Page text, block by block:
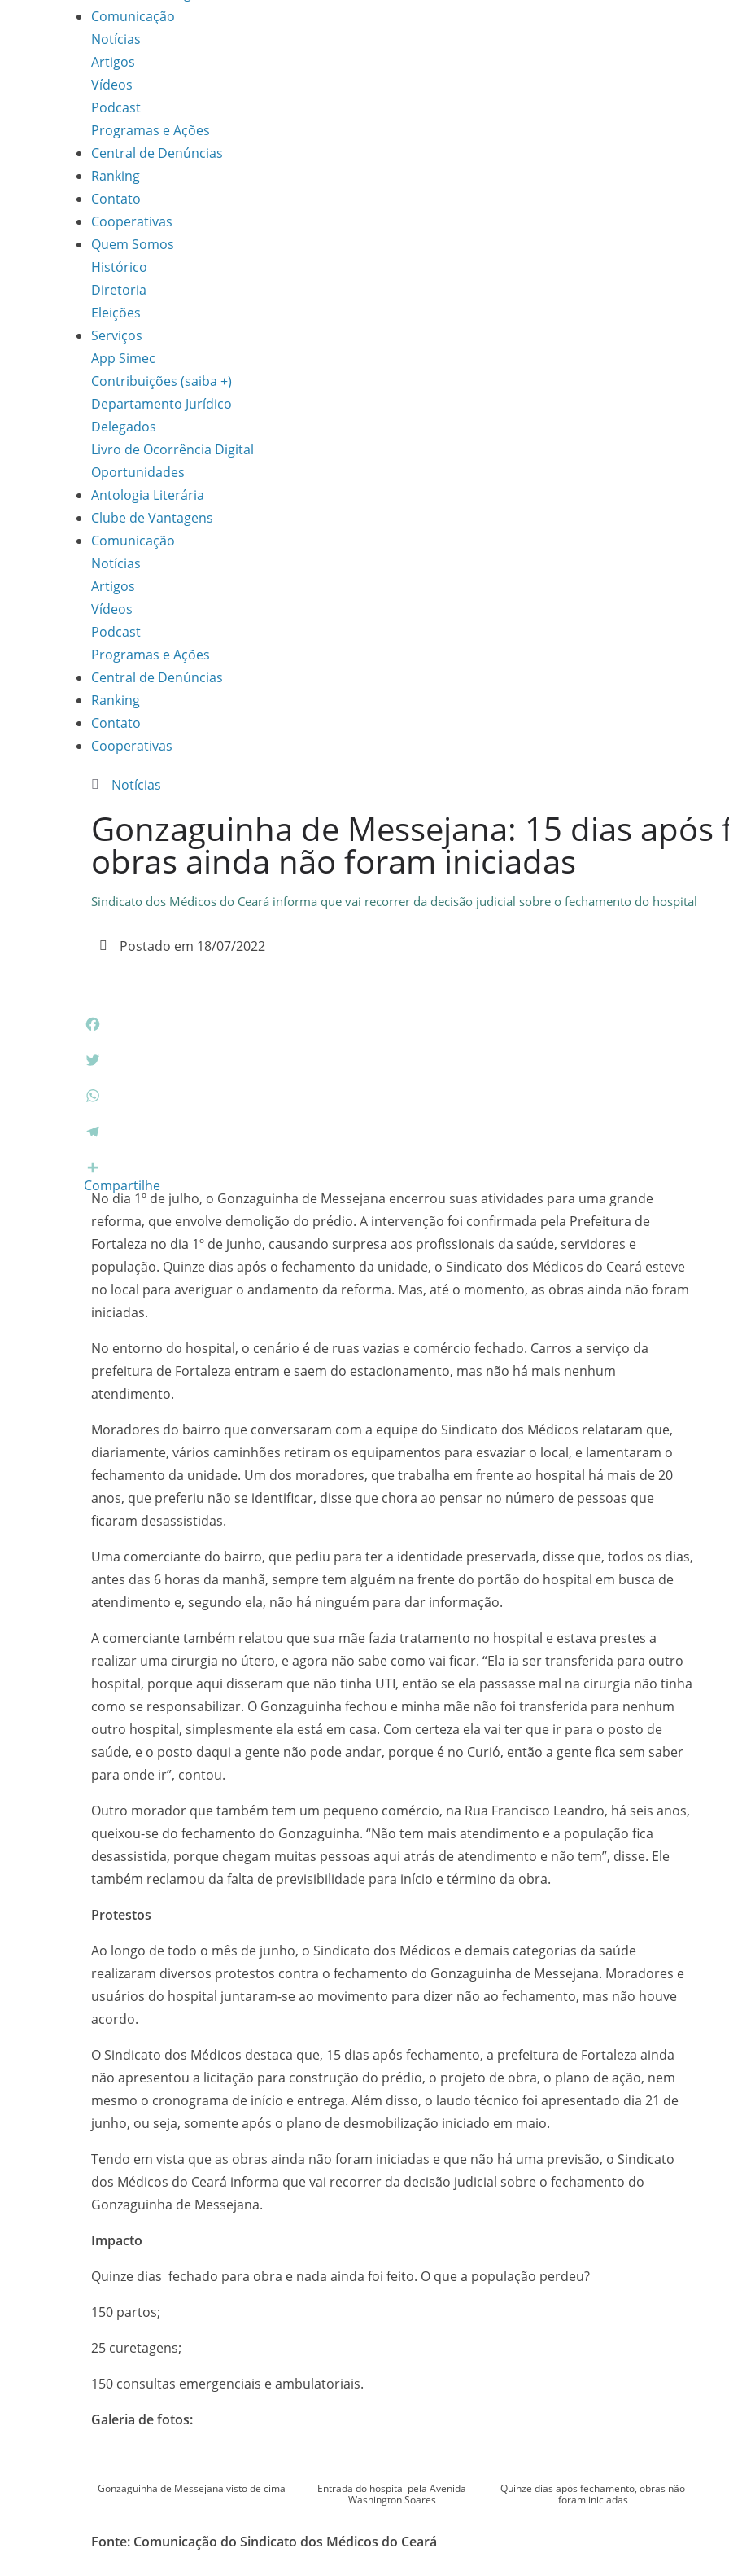
Comunicação
Notícias
Artigos
Vídeos
Podcast
Programas e Ações
Central de Denúncias
Ranking
Contato
Cooperativas
Quem Somos
Histórico
Diretoria
Eleições
Serviços
App Simec
Contribuições (saiba +)
Departamento Jurídico
Delegados
Livro de Ocorrência Digital
Oportunidades
Antologia Literária
Clube de Vantagens
Comunicação
Notícias
Artigos
Vídeos
Podcast
Programas e Ações
Central de Denúncias
Ranking
Contato
Cooperativas
Notícias
Gonzaguinha de Messejana: 15 dias
obras ainda não foram iniciadas
Sindicato dos Médicos do Ceará informa que vai recorrer da decisão judicial sobre o fechamento do hospital
Postado em 18/07/2022
a
e
o
k
w
t
e
r
h
t
s
e
l
m
Compartilhe
No dia 1º de julho, o Gonzaguinha de Messejana encerrou suas atividades para uma grande
reforma, que envolve demolição do prédio. A intervenção foi confirmada pela Prefeitura de
Fortaleza no dia 1º de junho, causando surpresa aos profissionais da saúde, servidores e
população. Quinze dias após o fechamento da unidade, o Sindicato dos Médicos do Ceará esteve
no local para averiguar o andamento da reforma. Mas, até o momento, as obras ainda não foram
iniciadas.
No entorno do hospital, o cenário é de ruas vazias e comércio fechado. Carros a serviço da
prefeitura de Fortaleza entram e saem do estacionamento, mas não há mais nenhum
atendimento.
Moradores do bairro que conversaram com a equipe do Sindicato dos Médicos relataram que,
diariamente, vários caminhões retiram os equipamentos para esvaziar o local, e lamentaram o
fechamento da unidade. Um dos moradores, que trabalha em frente ao hospital há mais de 20
anos, que preferiu não se identificar, disse que chora ao pensar no número de pessoas que
ficaram desassistidas.
Uma comerciante do bairro, que pediu para ter a identidade preservada, disse que, todos os dias,
antes das 6 horas da manhã, sempre tem alguém na frente do portão do hospital em busca de
atendimento e, segundo ela, não há ninguém para dar informação.
A comerciante também relatou que sua mãe fazia tratamento no hospital e estava prestes a
realizar uma cirurgia no útero, e agora não sabe como vai ficar. “Ela ia ser transferida para outro
hospital, porque aqui disseram que não tinha UTI, então se ela passasse mal na cirurgia não tinha
como se responsabilizar. O Gonzaguinha fechou e minha mãe não foi transferida para nenhum
outro hospital, simplesmente ela está em casa. Com certeza ela vai ter que ir para o posto de
saúde, e o posto daqui a gente não pode andar, porque é no Curió, então a gente fica sem saber
para onde ir”, contou.
Outro morador que também tem um pequeno comércio, na Rua Francisco Leandro, há seis anos,
queixou-se do fechamento do Gonzaguinha. “Não tem mais atendimento e a população fica
desassistida, porque chegam muitas pessoas aqui atrás de atendimento e não tem”, disse. Ele
também reclamou da falta de previsibilidade para início e término da obra.
Protestos
Ao longo de todo o mês de junho, o Sindicato dos Médicos e demais categorias da saúde
realizaram diversos protestos contra o fechamento do Gonzaguinha de Messejana. Moradores e
usuários do hospital juntaram-se ao movimento para dizer não ao fechamento, mas não houve
acordo.
O Sindicato dos Médicos destaca que, 15 dias após fechamento, a prefeitura de Fortaleza ainda
não apresentou a licitação para construção do prédio, o projeto de obra, o plano de ação, nem
mesmo o cronograma de início e entrega. Além disso, o laudo técnico foi apresentado dia 21 de
junho, ou seja, somente após o plano de desmobilização iniciado em maio.
Tendo em vista que as obras ainda não foram iniciadas e que não há uma previsão, o Sindicato
dos Médicos do Ceará informa que vai recorrer da decisão judicial sobre o fechamento do
Gonzaguinha de Messejana.
Impacto
Quinze dias fechado para obra e nada ainda foi feito. O que a população perdeu?
150 partos;
25 curetagens;
150 consultas emergenciais e ambulatoriais.
Galeria de fotos:
Gonzaguinha de Messejana visto de cima
Entrada do hospital pela Avenida
Washington Soares
Quinze dias após fechamento, obras não
foram iniciadas
Fonte: Comunicação do Sindicato dos Médicos do Ceará